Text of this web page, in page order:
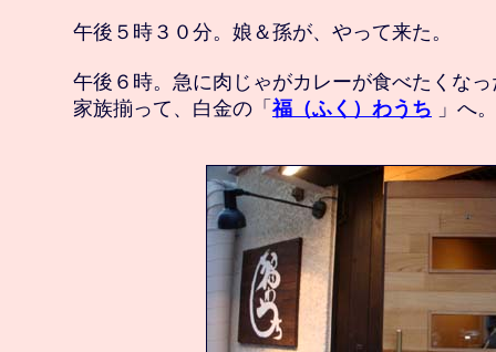
午後５時３０分。娘＆孫が、やって来た。
午後６時。急に肉じゃがカレーが食べたくなっ
家族揃って、白金の「 福（ふく）わうち